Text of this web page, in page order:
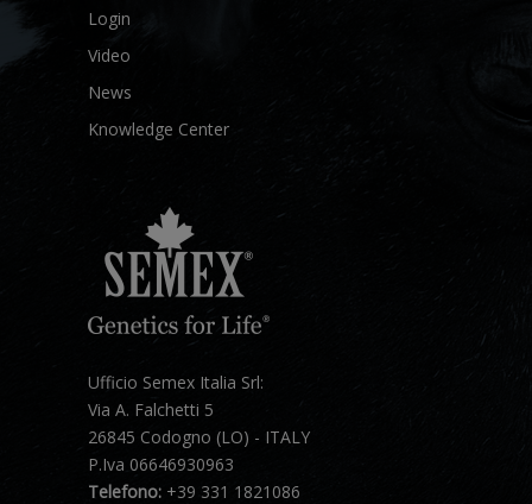
Login
Video
News
Knowledge Center
Ufficio Semex Italia Srl:
Via A. Falchetti 5
26845 Codogno (LO) - ITALY
P.Iva 06646930963
Telefono: +39 331 1821086